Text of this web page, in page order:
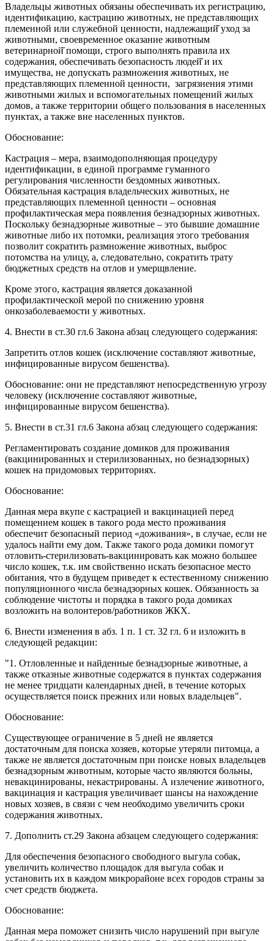
Владельцы животных обязаны обеспечивать их регистрацию,
идентификацию, кастрацию животных, не представляющих
племенной или служебной ценности, надлежащий̆ уход за
животными, своевременное оказание животным
ветеринарной̆ помощи, строго выполнять правила их
содержания, обеспечивать безопасность людей̆ и их
имущества, не допускать размножения животных, не
представляющих племенной ценности, загрязнения этими
животными жилых и вспомогательных помещений жилых
домов, а также территории общего пользования в населенных
пунктах, а также вне населенных пунктов.
Обоснование:
Кастрация – мера, взаимодополняющая процедуру
идентификации, в единой программе гуманного
регулирования численности бездомных животных.
Обязательная кастрация владельческих животных, не
представляющих племенной ценности – основная
профилактическая мера появления безнадзорных животных.
Поскольку безнадзорные животные – это бывшие домашние
животные либо их потомки, реализация этого требования
позволит сократить размножение животных, выброс
потомства на улицу, а, следовательно, сократить трату
бюджетных средств на отлов и умерщвление.
Кроме этого, кастрация является доказанной
профилактической мерой по снижению уровня
онкозаболеваемости у животных.
4. Внести в ст.30 гл.6 Закона абзац следующего содержания:
Запретить отлов кошек (исключение составляют животные,
инфицированные вирусом бешенства).
Обоснование: они не представляют непосредственную угрозу
человеку (исключение составляют животные,
инфицированные вирусом бешенства).
5. Внести в ст.31 гл.6 Закона абзац следующего содержания:
Регламентировать создание домиков для проживания
(вакцинированных и стерилизованных, но безнадзорных)
кошек на придомовых территориях.
Обоснование:
Данная мера вкупе с кастрацией и вакцинацией перед
помещением кошек в такого рода место проживания
обеспечит безопасный период «доживания», в случае, если не
удалось найти ему дом. Также такого рода домики помогут
отловить-стерилизовать-вакцинировать как можно большее
число кошек, т.к. им свойственно искать безопасное место
обитания, что в будущем приведет к естественному снижению
популяционного числа безнадзорных кошек. Обязанность за
соблюдение чистоты и порядка в такого рода домиках
возложить на волонтеров/работников ЖКХ.
6. Внести изменения в абз. 1 п. 1 ст. 32 гл. 6 и изложить в
следующей редакции:
"1. Отловленные и найденные безнадзорные животные, а
также отказные животные содержатся в пунктах содержания
не менее тридцати календарных дней, в течение которых
осуществляется поиск прежних или новых владельцев".
Обоснование:
Существующее ограничение в 5 дней не является
достаточным для поиска хозяев, которые утеряли питомца, а
также не является достаточным при поиске новых владельцев
безнадзорным животным, которые часто являются больны,
невакцинированы, некастрированы. А излечение животного,
вакцинация и кастрация увеличивает шансы на нахождение
новых хозяев, в связи с чем необходимо увеличить сроки
содержания животных.
7. Дополнить ст.29 Закона абзацем следующего содержания:
Для обеспечения безопасного свободного выгула собак,
увеличить количество площадок для выгула собак и
установить их в каждом микрорайоне всех городов страны за
счет средств бюджета.
Обоснование:
Данная мера поможет снизить число нарушений при выгуле